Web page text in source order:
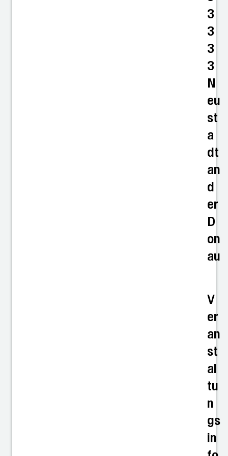
3
3
3
3
N
eu
st
a
dt
an
d
er
D
on
au
V
er
an
st
al
tu
n
gs
in